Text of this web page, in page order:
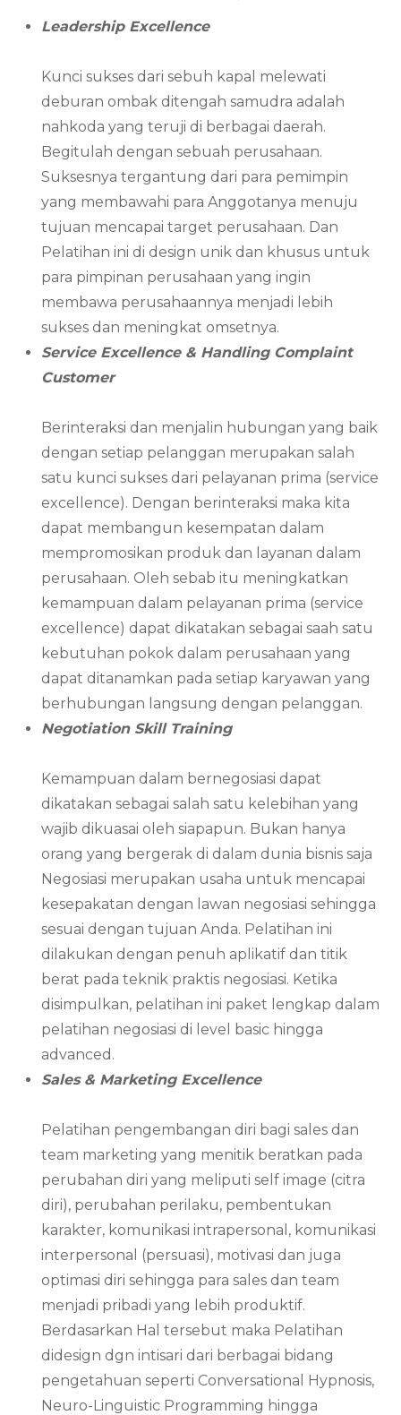
Leadership Excellence
Kunci sukses dari sebuh kapal melewati
deburan ombak ditengah samudra adalah
nahkoda yang teruji di berbagai daerah.
Begitulah dengan sebuah perusahaan.
Suksesnya tergantung dari para pemimpin
yang membawahi para Anggotanya menuju
tujuan mencapai target perusahaan. Dan
Pelatihan ini di design unik dan khusus untuk
para pimpinan perusahaan yang ingin
membawa perusahaannya menjadi lebih
sukses dan meningkat omsetnya.
Service Excellence & Handling Complaint
Customer
Berinteraksi dan menjalin hubungan yang baik
dengan setiap pelanggan merupakan salah
satu kunci sukses dari pelayanan prima (service
excellence). Dengan berinteraksi maka kita
dapat membangun kesempatan dalam
mempromosikan produk dan layanan dalam
perusahaan. Oleh sebab itu meningkatkan
kemampuan dalam pelayanan prima (service
excellence) dapat dikatakan sebagai saah satu
kebutuhan pokok dalam perusahaan yang
dapat ditanamkan pada setiap karyawan yang
berhubungan langsung dengan pelanggan.
Negotiation Skill Training
Kemampuan dalam bernegosiasi dapat
dikatakan sebagai salah satu kelebihan yang
wajib dikuasai oleh siapapun. Bukan hanya
orang yang bergerak di dalam dunia bisnis saja
Negosiasi merupakan usaha untuk mencapai
kesepakatan dengan lawan negosiasi sehingga
sesuai dengan tujuan Anda. Pelatihan ini
dilakukan dengan penuh aplikatif dan titik
berat pada teknik praktis negosiasi. Ketika
disimpulkan, pelatihan ini paket lengkap dalam
pelatihan negosiasi di level basic hingga
advanced.
Sales & Marketing Excellence
Pelatihan pengembangan diri bagi sales dan
team marketing yang menitik beratkan pada
perubahan diri yang meliputi self image (citra
diri), perubahan perilaku, pembentukan
karakter, komunikasi intrapersonal, komunikasi
interpersonal (persuasi), motivasi dan juga
optimasi diri sehingga para sales dan team
menjadi pribadi yang lebih produktif.
Berdasarkan Hal tersebut maka Pelatihan
didesign dgn intisari dari berbagai bidang
pengetahuan seperti Conversational Hypnosis,
Neuro-Linguistic Programming hingga